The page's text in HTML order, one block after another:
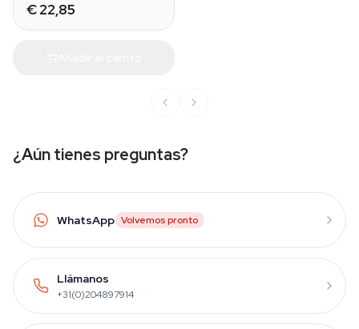
€ 22,85
¿Aún tienes preguntas?
WhatsApp Volvemos pronto
Llámanos
+31(0)204897914